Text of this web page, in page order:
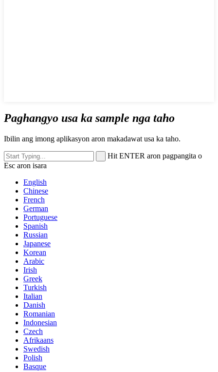
Paghangyo usa ka sample nga taho
Ibilin ang imong aplikasyon aron makadawat usa ka taho.
Hit ENTER aron pagpangita o
Esc aron isara
English
Chinese
French
German
Portuguese
Spanish
Russian
Japanese
Korean
Arabic
Irish
Greek
Turkish
Italian
Danish
Romanian
Indonesian
Czech
Afrikaans
Swedish
Polish
Basque